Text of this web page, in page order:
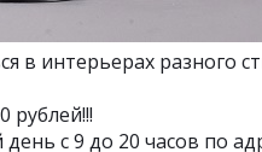
в интерьерах разного
рублей!!!
с 9 до 20 часов по